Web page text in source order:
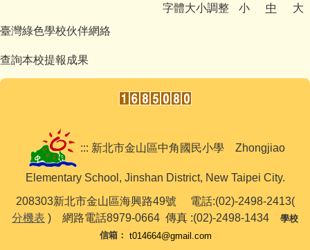
字體大小調整 小 中
大
臺灣綠色學校伙伴網絡
查詢本校提報成果
::: 新北市金山區中角國民小學 Zhongjiao
Elementary School, Jinshan District, New Taipei City.
208303新北市金山區海興路49號 電話:(02)-2498-2413(
分機表 ) 網路電話8979-0664 傳真 :(02)-2498-1434 學校
信箱： t014664@gmail.com